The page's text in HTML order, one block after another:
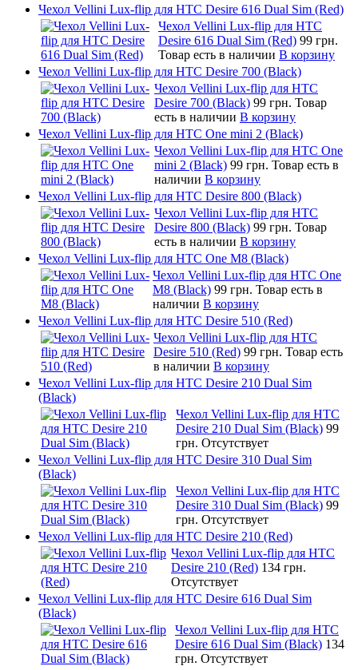
Чехол Vellini Lux-flip для HTC Desire 616 Dual Sim (Red)
Чехол Vellini Lux-flip для HTC
Desire 616 Dual Sim (Red) 99 грн.
Товар есть в наличии В корзину
Чехол Vellini Lux-flip для HTC Desire 700 (Black)
Чехол Vellini Lux-flip для HTC
Desire 700 (Black) 99 грн. Товар
есть в наличии В корзину
Чехол Vellini Lux-flip для HTC One mini 2 (Black)
Чехол Vellini Lux-flip для HTC One
mini 2 (Black) 99 грн. Товар есть в
наличии В корзину
Чехол Vellini Lux-flip для HTC Desire 800 (Black)
Чехол Vellini Lux-flip для HTC
Desire 800 (Black) 99 грн. Товар
есть в наличии В корзину
Чехол Vellini Lux-flip для HTC One M8 (Black)
Чехол Vellini Lux-flip для HTC One
M8 (Black) 99 грн. Товар есть в
наличии В корзину
Чехол Vellini Lux-flip для HTC Desire 510 (Red)
Чехол Vellini Lux-flip для HTC
Desire 510 (Red) 99 грн. Товар есть
в наличии В корзину
Чехол Vellini Lux-flip для HTC Desire 210 Dual Sim
(Black)
Чехол Vellini Lux-flip для HTC
Desire 210 Dual Sim (Black) 99
грн. Отсутствует
Чехол Vellini Lux-flip для HTC Desire 310 Dual Sim
(Black)
Чехол Vellini Lux-flip для HTC
Desire 310 Dual Sim (Black) 99
грн. Отсутствует
Чехол Vellini Lux-flip для HTC Desire 210 (Red)
Чехол Vellini Lux-flip для HTC
Desire 210 (Red) 134 грн.
Отсутствует
Чехол Vellini Lux-flip для HTC Desire 616 Dual Sim
(Black)
Чехол Vellini Lux-flip для HTC
Desire 616 Dual Sim (Black) 134
грн. Отсутствует